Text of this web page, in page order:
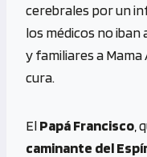
cerebrales por un
los médicos no iban
y familiares a
cura.
ElPapá Francisco ,
caminante del